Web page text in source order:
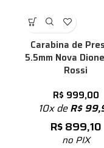
Carabina de
5.5mm Nova
Rossi
R$ 999,00
10x deR$
R$899,10
no PIX